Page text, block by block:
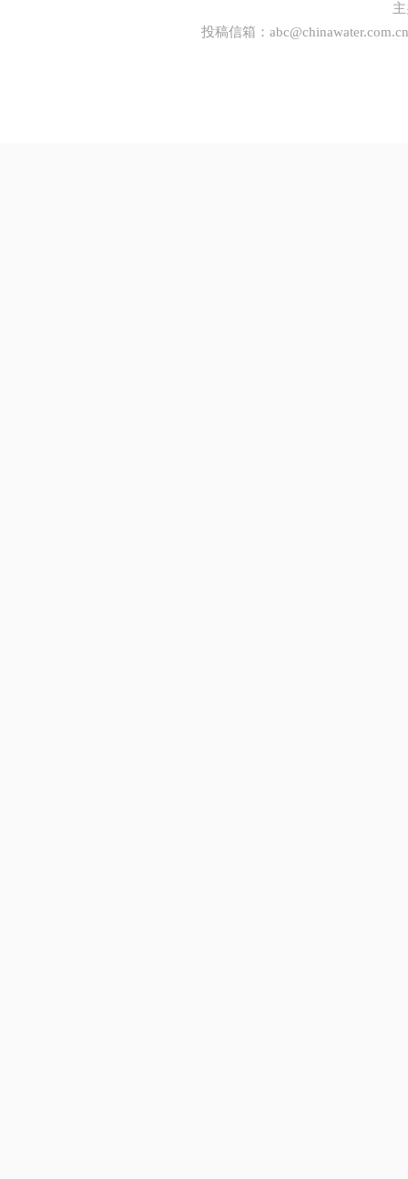
投稿信箱： abc@chinawater.com.cn